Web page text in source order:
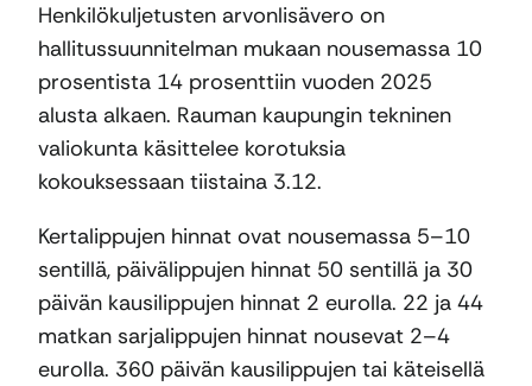
Henkilökuljetusten arvonlisävero on
hallitussuunnitelman mukaan nousemassa 10
prosentista 14 prosenttiin vuoden 2025
alusta alkaen. Rauman kaupungin tekninen
valiokunta käsittelee korotuksia
kokouksessaan tiistaina 3.12.
Kertalippujen hinnat ovat nousemassa 5–10
sentillä, päivälippujen hinnat 50 sentillä ja 30
päivän kausilippujen hinnat 2 eurolla. 22 ja 44
matkan sarjalippujen hinnat nousevat 2–4
eurolla. 360 päivän kausilippujen tai käteisellä